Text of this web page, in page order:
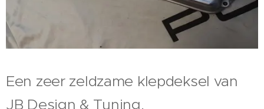
Een zeer zeldzame klepdeksel van
JB Design & Tuning.